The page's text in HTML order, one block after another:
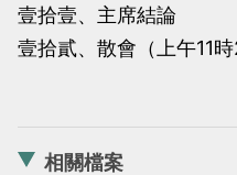
壹拾壹、主席結論
壹拾貳、散會（上午11時
相關檔案